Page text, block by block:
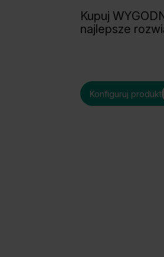
Kupuj
najlepsze
Konfiguruj produkt